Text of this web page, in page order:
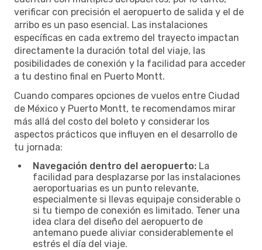
verificar con precisión el aeropuerto de salida y el de
arribo es un paso esencial. Las instalaciones
específicas en cada extremo del trayecto impactan
directamente la duración total del viaje, las
posibilidades de conexión y la facilidad para acceder
a tu destino final en Puerto Montt.
Cuando compares opciones de vuelos entre Ciudad
de México y Puerto Montt, te recomendamos mirar
más allá del costo del boleto y considerar los
aspectos prácticos que influyen en el desarrollo de
tu jornada:
Navegación dentro del aeropuerto: La
facilidad para desplazarse por las instalaciones
aeroportuarias es un punto relevante,
especialmente si llevas equipaje considerable o
si tu tiempo de conexión es limitado. Tener una
idea clara del diseño del aeropuerto de
antemano puede aliviar considerablemente el
estrés el día del viaje.